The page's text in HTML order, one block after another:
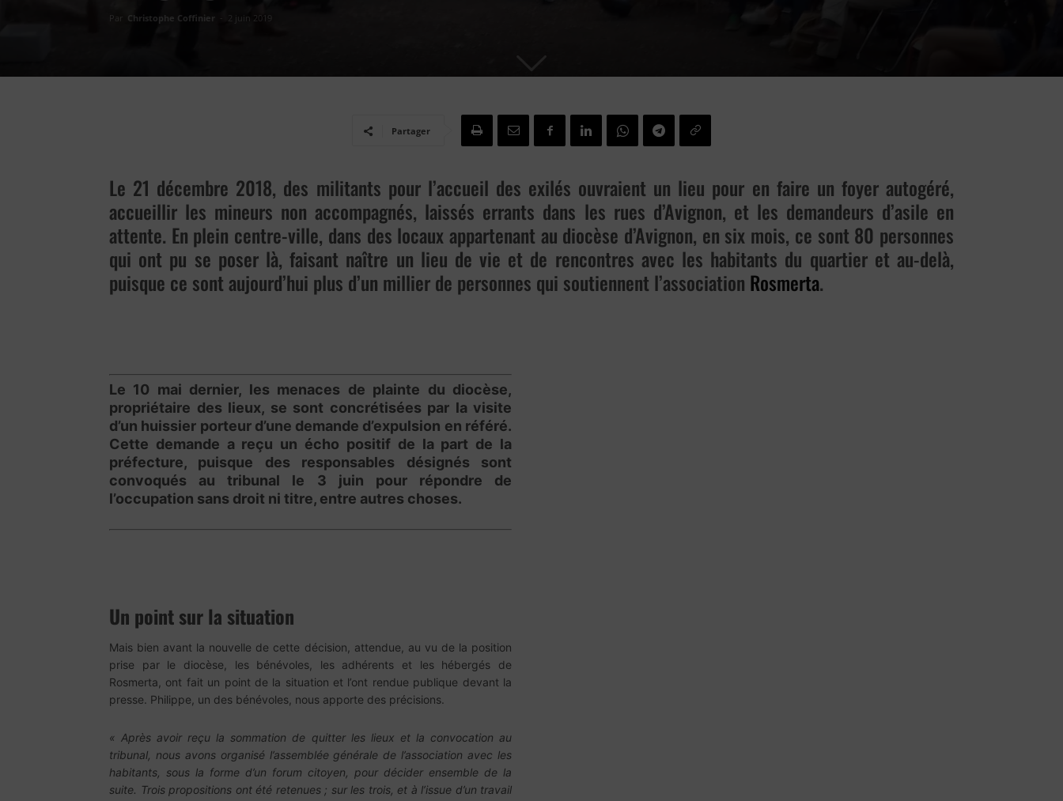
Par Christophe Coffinier - 2 juin 2019
Partager
Le 21 décembre 2018, des militants pour l’accueil des exilés ouvraient un lieu pour en faire un foyer autogéré,
accueillir les mineurs non accompagnés, laissés errants dans les rues d’Avignon, et les demandeurs d’asile en
attente. En plein centre-ville, dans des locaux appartenant au diocèse d’Avignon, en six mois, ce sont 80 personnes
qui ont pu se poser là, faisant naître un lieu de vie et de rencontres avec les habitants du quartier et au-delà,
puisque ce sont aujourd’hui plus d’un millier de personnes qui soutiennent l’association Rosmerta.
Le 10 mai dernier, les menaces de plainte du diocèse,
propriétaire des lieux, se sont concrétisées par la visite
d’un huissier porteur d’une demande d’expulsion en référé.
Cette demande a reçu un écho positif de la part de la
préfecture, puisque des responsables désignés sont
convoqués au tribunal le 3 juin pour répondre de
l’occupation sans droit ni titre, entre autres choses.
Un point sur la situation
Mais bien avant la nouvelle de cette décision, attendue, au vu de la position
prise par le diocèse, les bénévoles, les adhérents et les hébergés de
Rosmerta, ont fait un point de la situation et l’ont rendue publique devant la
presse. Philippe, un des bénévoles, nous apporte des précisions.
« Après avoir reçu la sommation de quitter les lieux et la convocation au
tribunal, nous avons organisé l’assemblée générale de l’association avec les
habitants, sous la forme d’un forum citoyen, pour décider ensemble de la
suite. Trois propositions ont été retenues ; sur les trois, et à l’issue d’un travail